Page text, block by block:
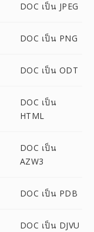
DOC เป็น JPEG
DOC เป็น PNG
DOC เป็น ODT
DOC เป็น
HTML
DOC เป็น
AZW3
DOC เป็น PDB
DOC เป็น DJVU